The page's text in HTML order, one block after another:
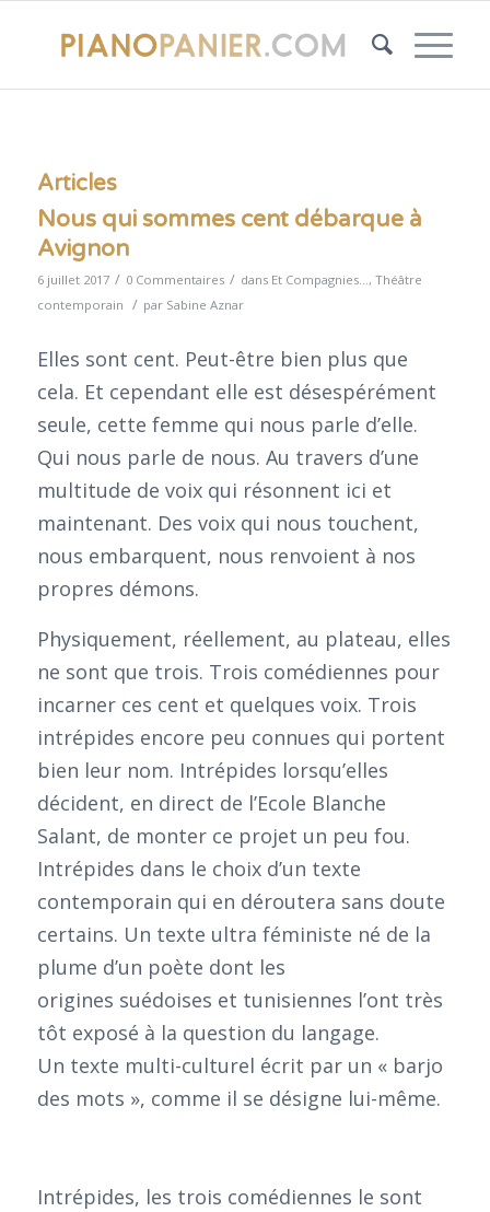
Articles
Nous qui sommes cent débarque à
Avignon
6 juillet 2017 / 0 Commentaires / dans Et Compagnies..., Théâtre
contemporain / par Sabine Aznar
Elles sont cent. Peut-être bien plus que
cela. Et cependant elle est désespérément
seule, cette femme qui nous parle d’elle.
Qui nous parle de nous. Au travers d’une
multitude de voix qui résonnent ici et
maintenant. Des voix qui nous touchent,
nous embarquent, nous renvoient à nos
propres démons.
Physiquement, réellement, au plateau, elles
ne sont que trois. Trois comédiennes pour
incarner ces cent et quelques voix. Trois
intrépides encore peu connues qui portent
bien leur nom. Intrépides lorsqu’elles
décident, en direct de l’Ecole Blanche
Salant, de monter ce projet un peu fou.
Intrépides dans le choix d’un texte
contemporain qui en déroutera sans doute
certains. Un texte ultra féministe né de la
plume d’un poète dont les
origines suédoises et tunisiennes l’ont très
tôt exposé à la question du langage.
Un texte multi-culturel écrit par un « barjo
des mots », comme il se désigne lui-même.
Intrépides, les trois comédiennes le sont